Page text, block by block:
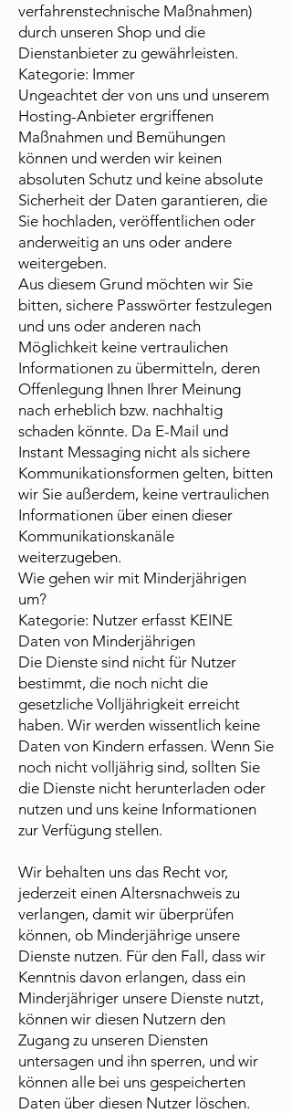
verfahrenstechnische Maßnahmen)
durch unseren Shop und die
Dienstanbieter zu gewährleisten.
Kategorie: Immer
Ungeachtet der von uns und unserem
Hosting-Anbieter ergriffenen
Maßnahmen und Bemühungen
können und werden wir keinen
absoluten Schutz und keine absolute
Sicherheit der Daten garantieren, die
Sie hochladen, veröffentlichen oder
anderweitig an uns oder andere
weitergeben.
Aus diesem Grund möchten wir Sie
bitten, sichere Passwörter festzulegen
und uns oder anderen nach
Möglichkeit keine vertraulichen
Informationen zu übermitteln, deren
Offenlegung Ihnen Ihrer Meinung
nach erheblich bzw. nachhaltig
schaden könnte. Da E-Mail und
Instant Messaging nicht als sichere
Kommunikationsformen gelten, bitten
wir Sie außerdem, keine vertraulichen
Informationen über einen dieser
Kommunikationskanäle
weiterzugeben.
Wie gehen wir mit Minderjährigen
um?
Kategorie: Nutzer erfasst KEINE
Daten von Minderjährigen
Die Dienste sind nicht für Nutzer
bestimmt, die noch nicht die
gesetzliche Volljährigkeit erreicht
haben. Wir werden wissentlich keine
Daten von Kindern erfassen. Wenn Sie
noch nicht volljährig sind, sollten Sie
die Dienste nicht herunterladen oder
nutzen und uns keine Informationen
zur Verfügung stellen.
Wir behalten uns das Recht vor,
jederzeit einen Altersnachweis zu
verlangen, damit wir überprüfen
können, ob Minderjährige unsere
Dienste nutzen. Für den Fall, dass wir
Kenntnis davon erlangen, dass ein
Minderjähriger unsere Dienste nutzt,
können wir diesen Nutzern den
Zugang zu unseren Diensten
untersagen und ihn sperren, und wir
können alle bei uns gespeicherten
Daten über diesen Nutzer löschen.